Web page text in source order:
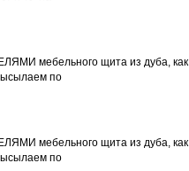
мебельного щита из дуба, как
по
мебельного щита из дуба, как
по